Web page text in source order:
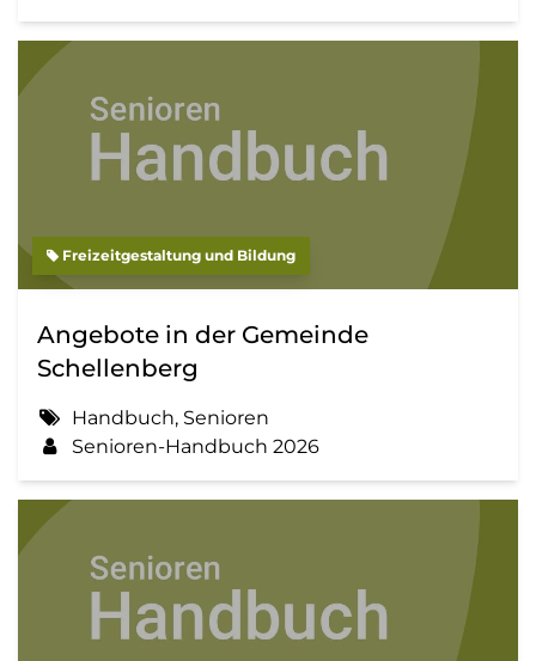
Freizeitgestaltung und Bildung
Angebote in der Gemeinde
Schellenberg
Handbuch, Senioren
Senioren-Handbuch 2026